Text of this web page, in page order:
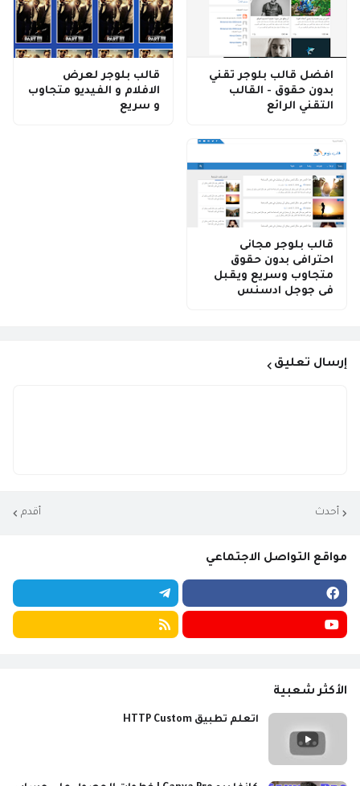
افضل قالب بلوجر تقني
بدون حقوق - القالب
التقني الرائع
قالب بلوجر لعرض
الافلام و الفيديو متجاوب
و سريع
قالب بلوجر مجانى
احترافى بدون حقوق
متجاوب وسريع ويقبل
فى جوجل ادسنس
إرسال تعليق
أحدث أقدم
مواقع التواصل الاجتماعي
الأكثر شعبية
اتعلم تطبيق HTTP Custom